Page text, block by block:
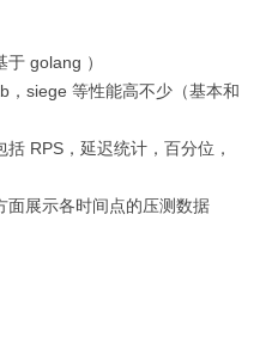
golang ）
，siege 等性能高不少（基本和
RPS，延迟统计，百分位，
面展示各时间点的压测数据